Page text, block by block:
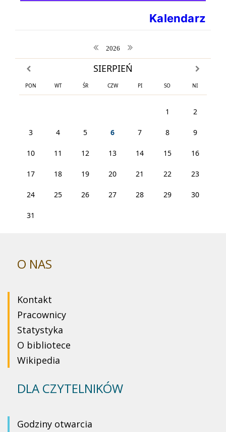
Kalendarz
poprzedni rok
2026 następny rok
poprzedni miesiąc SIERPIEŃ następny
PON WT ŚR CZW PI SO NI
1 2
3 4 5 6 7 8 9
10 11 12 13 14 15 16
17 18 19 20 21 22 23
24 25 26 27 28 29 30
31
O NAS
Kontakt
Pracownicy
Statystyka
O bibliotece
Wikipedia
DLA CZYTELNIKÓW
Godziny otwarcia